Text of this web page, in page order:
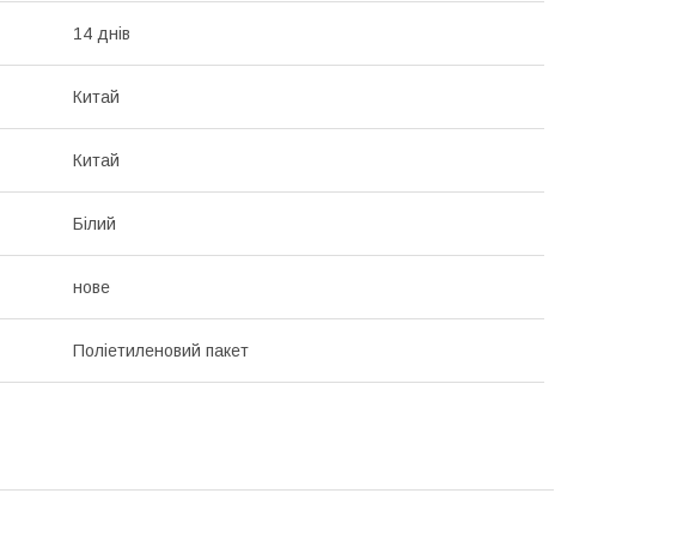
14 днів
Китай
Китай
Білий
нове
Поліетиленовий пакет